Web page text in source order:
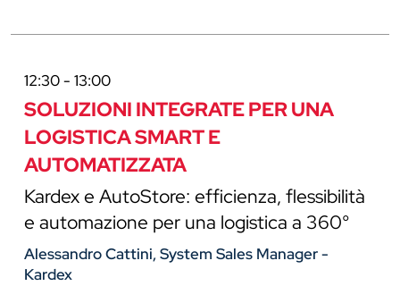
12:30 - 13:00
SOLUZIONI INTEGRATE PER UNA
LOGISTICA SMART E
AUTOMATIZZATA
Kardex e AutoStore: efficienza, flessibilità
e automazione per una logistica a 360°
Alessandro Cattini, System Sales Manager -
Kardex